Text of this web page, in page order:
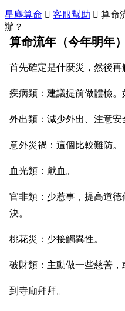
星塵算命  客服幫助  算命
辦？
算命流年（今年明年
首先確定是什麼災，然後再
疾病類：建議提前做體檢。
外出類：減少外出、注意安
意外災禍：這個比較難防。
血光類：獻血。
官非類：少惹事，提高道
決。
桃花災：少接觸異性。
破財類：主動做一些慈善，
到寺廟拜拜。